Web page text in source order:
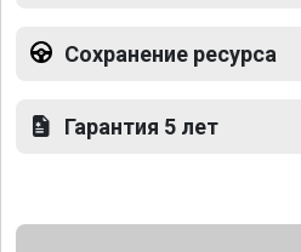
Сохранение ресурса
Гарантия 5 лет